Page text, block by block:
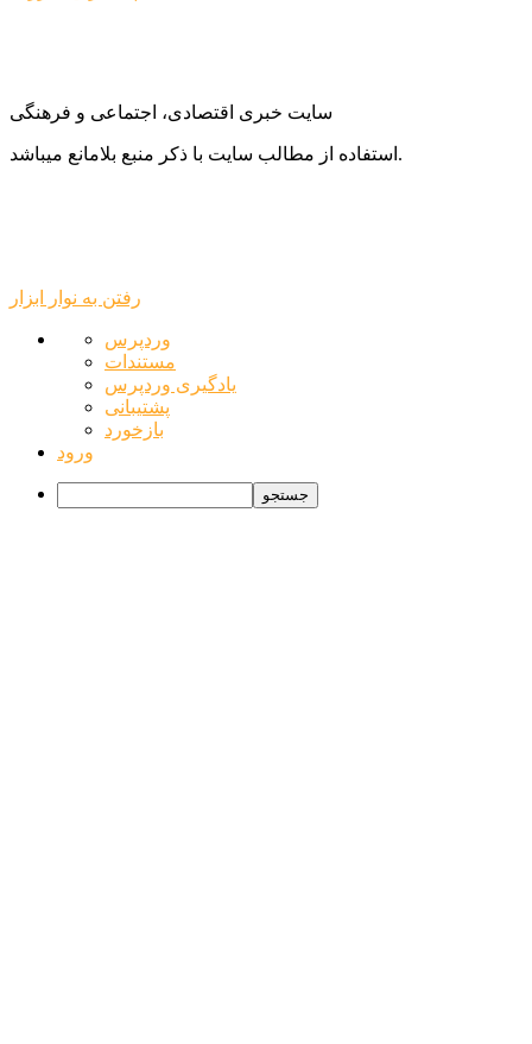
سایت خبری اقتصادی، اجتماعی و فرهنگی
استفاده از مطالب سایت با ذکر منبع بلامانع میباشد.
رفتن به نوار ابزار
درباره
وردپرس
وردپرس
مستندات
یادگیری وردپرس
پشتیبانی
بازخورد
ورود
جستجو